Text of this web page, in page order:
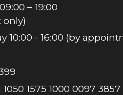
– 19:00
10:00 - 16:00 (by
1575 1000 0097 3857